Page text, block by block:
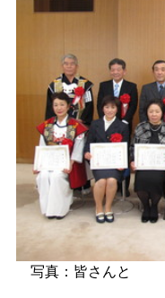
写真：皆さんと